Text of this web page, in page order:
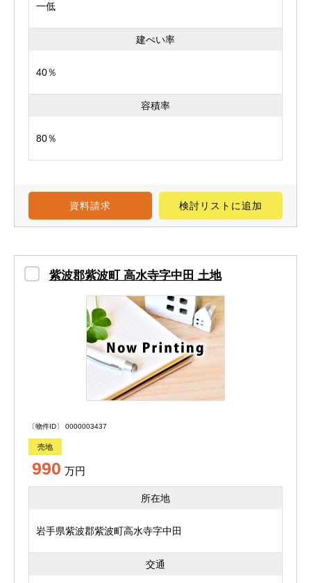
一低
建ぺい率
40％
容積率
80％
資料請求 検討リスト に追加
紫波郡紫波町 高水寺字中田 土地
〔物件ID〕 0000003437
売地
990 万円
所在地
岩手県紫波郡紫波町高水寺字中田
交通